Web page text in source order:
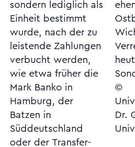
sondern lediglich als
Einheit bestimmt
wurde, nach der zu
leistende Zahlungen
verbucht werden,
wie etwa früher die
Mark Banko in
Hamburg, der
Batzen in
Süddeutschland
oder der Transfer-
ehemaligen
Ostblockstaaten.
Wichtigstes
Verrechnungsgeld
heute ist das
©
Dr.